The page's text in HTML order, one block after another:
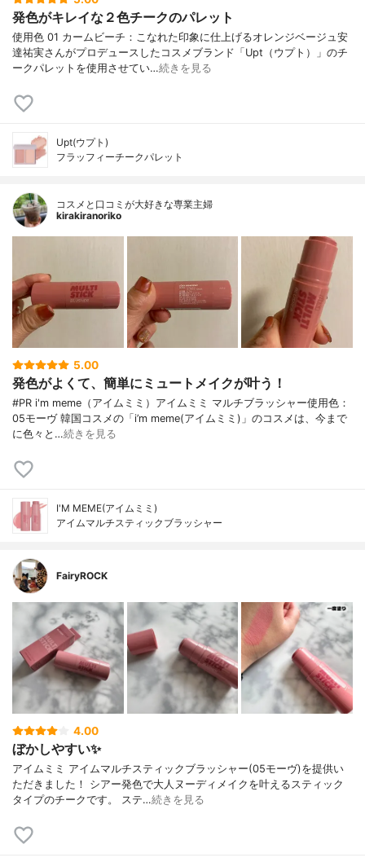
発色がキレイな２色チークのパレット
使用色 01 カームビーチ：こなれた印象に仕上げるオレンジベージュ安
達祐実さんがプロデュースしたコスメブランド「Upt（ウプト）」のチ
ークパレットを使用させてい…続きを見る
Upt(ウプト)
フラッフィーチークパレット
コスメと口コミが大好きな専業主婦
kirakiranoriko
5.00
発色がよくて、簡単にミュートメイクが叶う！
#PR i'm meme（アイムミミ）アイムミミ マルチブラッシャー使用色：
05モーヴ 韓国コスメの「i’m meme(アイムミミ)」のコスメは、今まで
に色々と…続きを見る
I'M MEME(アイムミミ)
アイムマルチスティックブラッシャー
FairyROCK
4.00
ぼかしやすい✨
アイムミミ アイムマルチスティックブラッシャー(05モーヴ)を提供い
ただきました！ シアー発色で大人ヌーディメイクを叶えるスティック
タイプのチークです。 ステ…続きを見る